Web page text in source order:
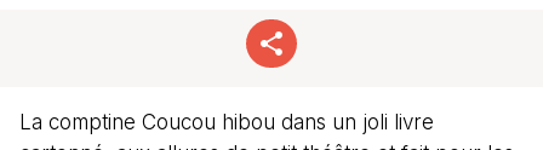
La comptine Coucou hibou dans un joli livre